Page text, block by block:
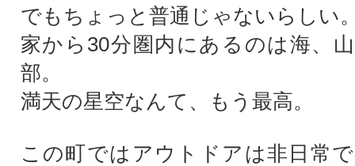
でもちょっと普通じゃないらしい
家から30分圏内にあるのは海、
部。
満天の星空なんて、もう最高。
この町ではアウトドアは非日常